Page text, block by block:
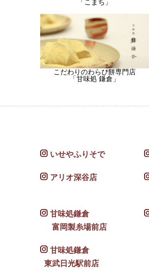
こだわりのわらび餅専門店
「甘味処 鎌倉」
いせやふりそで
アリオ深谷店
甘味処鎌倉
富岡製糸場前店
甘味処鎌倉
東武日光駅前店